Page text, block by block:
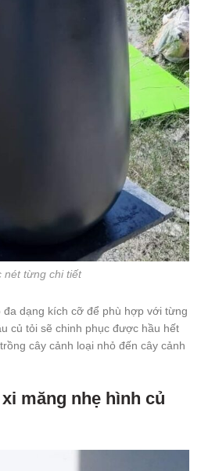
nét từng chi tiết
đa dạng kích cỡ để phù hợp với từng
củ tỏi sẽ chinh phục được hầu hết
cây cảnh loại nhỏ đến cây cảnh
măng nhẹ hình củ